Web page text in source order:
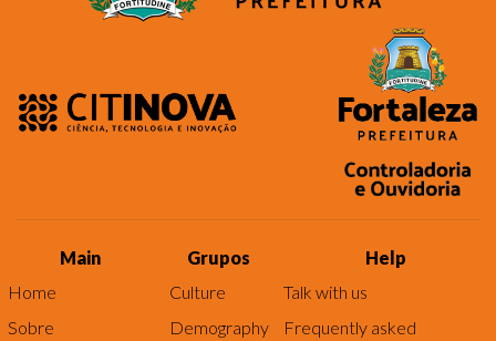
Main
Home
Sobre
Grupos
Culture
Demography
Help
Talk with us
Frequently asked